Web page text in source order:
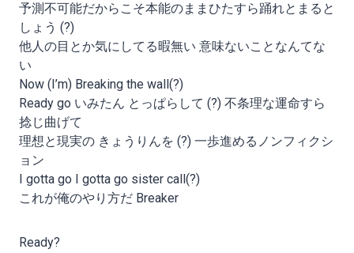
予測不可能だからこそ本能のままひたすら踊れとまると
しょう (?)
他人の目とか気にしてる暇無い 意味ないことなんてな
い
Now (I’m) Breaking the wall(?)
Ready go いみたん とっぱらして (?) 不条理な運命すら
捻じ曲げて
理想と現実の きょうりんを (?) 一歩進めるノンフィクシ
ョン
I gotta go I gotta go sister call(?)
これが俺のやり方だ Breaker
Ready?